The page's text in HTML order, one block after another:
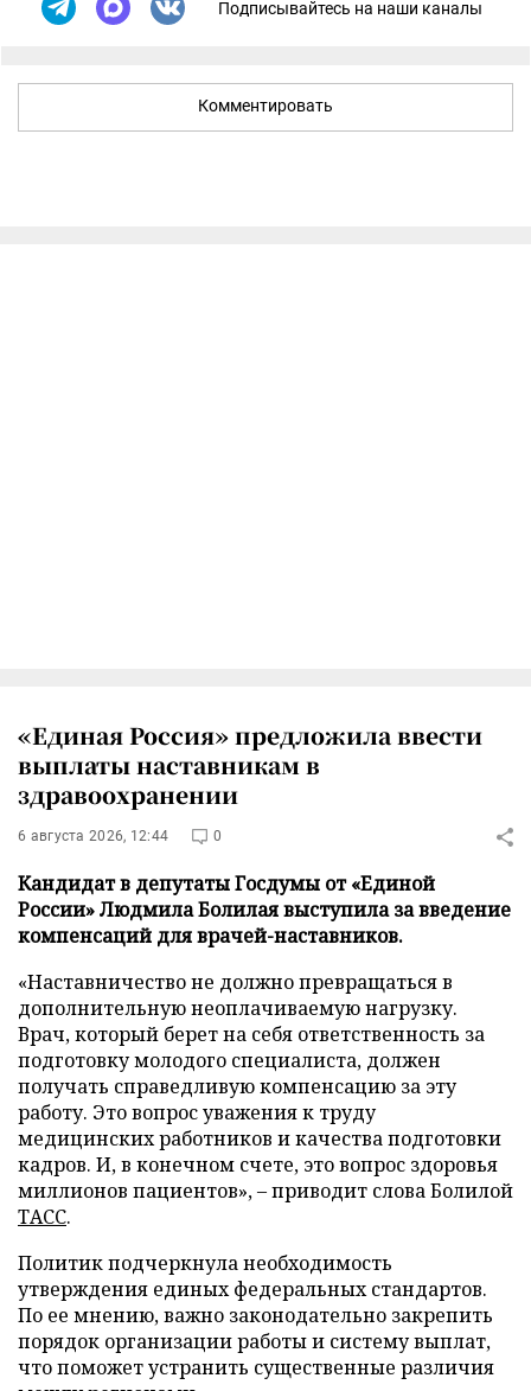
Подписывайтесь на наши каналы
Комментировать
«Единая Россия» предложила ввести
выплаты наставникам в
здравоохранении
6 августа 2026, 12:44 0
Кандидат в депутаты Госдумы от «Единой
России» Людмила Болилая выступила за введение
компенсаций для врачей-наставников.
«Наставничество не должно превращаться в
дополнительную неоплачиваемую нагрузку.
Врач, который берет на себя ответственность за
подготовку молодого специалиста, должен
получать справедливую компенсацию за эту
работу. Это вопрос уважения к труду
медицинских работников и качества подготовки
кадров. И, в конечном счете, это вопрос здоровья
миллионов пациентов», – приводит слова Болилой
ТАСС.
Политик подчеркнула необходимость
утверждения единых федеральных стандартов.
По ее мнению, важно законодательно закрепить
порядок организации работы и систему выплат,
что поможет устранить существенные различия